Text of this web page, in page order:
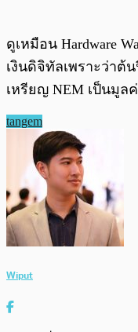
ดูเหมือน Hardware
เงินดิจิทัลเพราะว่าต้น
เหรียญ NEM เป็นมูล
tangem
Wiput